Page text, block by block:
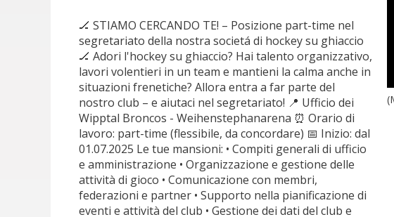
🏒 STIAMO CERCANDO TE! – Posizione part-time nel
segretariato della nostra societá di hockey su ghiaccio
🏒 Adori l'hockey su ghiaccio? Hai talento organizzativo,
lavori volentieri in un team e mantieni la calma anche in
situazioni frenetiche? Allora entra a far parte del
nostro club – e aiutaci nel segretariato! 📍 Ufficio dei
Wipptal Broncos - Weihenstephanarena ⏰ Orario di
lavoro: part-time (flessibile, da concordare) 📅 Inizio: dal
01.07.2025 Le tue mansioni: • Compiti generali di ufficio
e amministrazione • Organizzazione e gestione delle
attività di gioco • Comunicazione con membri,
federazioni e partner • Supporto nella pianificazione di
eventi e attività del club • Gestione dei dati del club e